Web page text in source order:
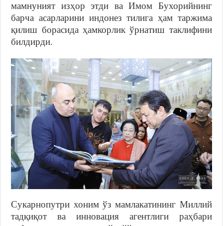
мамнуният изҳор этди ва Имом Бухорийнинг
барча асарларини индонез тилига ҳам таржима
қилиш борасида ҳамкорлик ўрнатиш таклифини
билдирди.
Сукарнопутри хоним ўз мамлакатининг Миллий
тадқиқот ва инновация агентлиги раҳбари